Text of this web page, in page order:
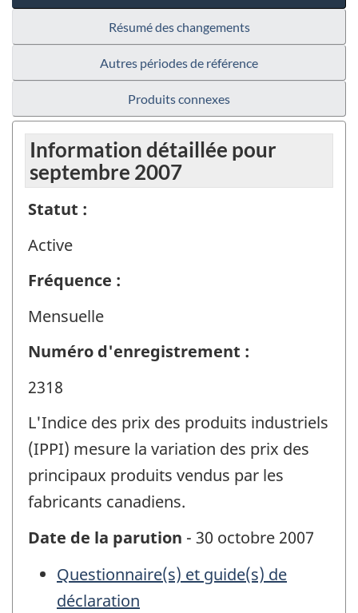
Résumé des changements
Autres périodes de référence
Produits connexes
Information détaillée pour
septembre 2007
Statut :
Active
Fréquence :
Mensuelle
Numéro d'enregistrement :
2318
L'Indice des prix des produits industriels
(IPPI) mesure la variation des prix des
principaux produits vendus par les
fabricants canadiens.
Date de la parution - 30 octobre 2007
Questionnaire(s) et guide(s) de
déclaration